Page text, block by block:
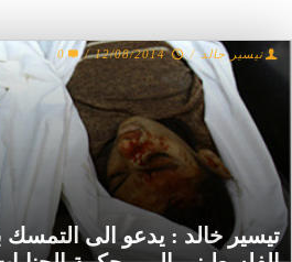
تيسير خالد : يدعو الى
تيسير جالد /
12/08/2014
/
0